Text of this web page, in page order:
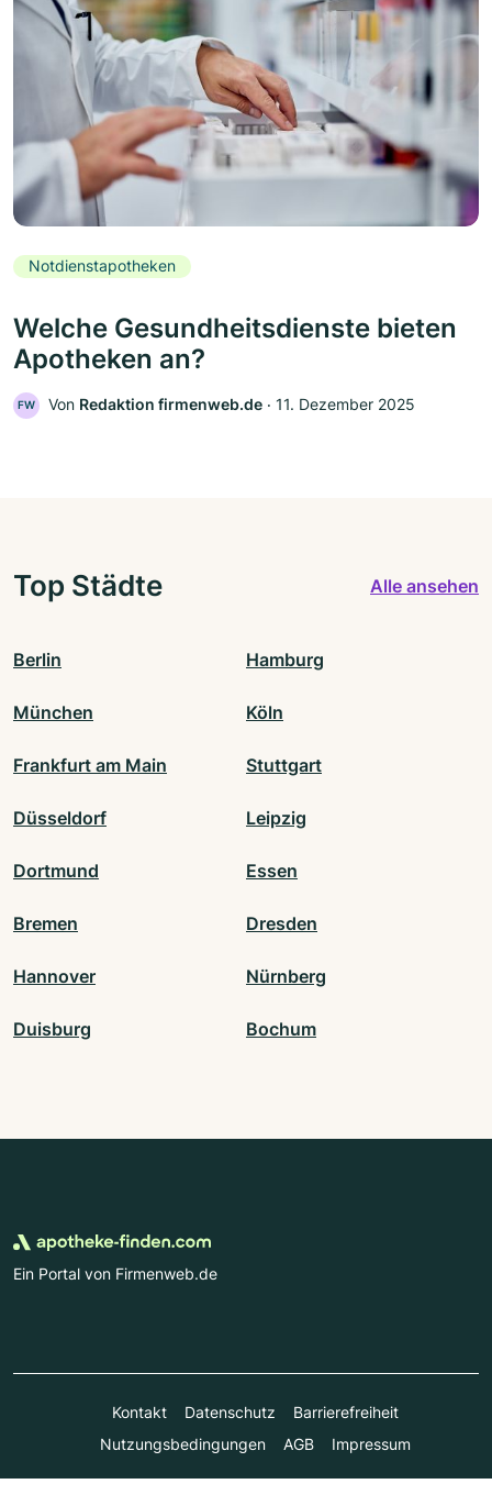
Notdienstapotheken
Welche Gesundheitsdienste bieten
Apotheken an?
FW Von Redaktion firmenweb.de ‧ 11. Dezember 2025
Top Städte Alle ansehen
Berlin Hamburg
München Köln
Frankfurt am Main Stuttgart
Düsseldorf Leipzig
Dortmund Essen
Bremen Dresden
Hannover Nürnberg
Duisburg Bochum
Ein Portal von Firmenweb.de
Kontakt Datenschutz
Barrierefreiheit
Nutzungsbedingungen
AGB Impressum